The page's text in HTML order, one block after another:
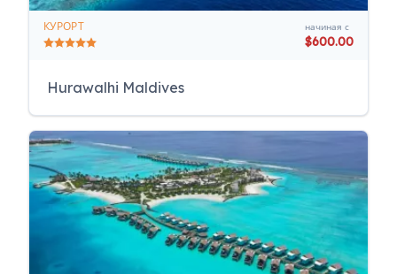
КУРОРТ начиная с
$600.00
Hurawalhi Maldives